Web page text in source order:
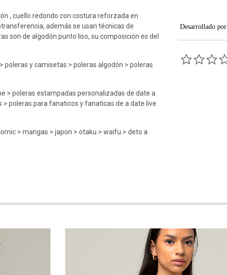
, cuello redondo con costura reforzada en
además se usan técnicas de
son de algodón punto liso, su composición es del
y camisetas > poleras algodón > poleras
> poleras estampadas personalizadas de date a
poleras para fanaticos y fanaticas de a date live
> mangas > japon > otaku > waifu > deto a
Desarrollado por